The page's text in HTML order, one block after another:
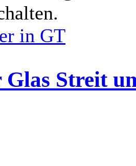
in GT
Glas Streit